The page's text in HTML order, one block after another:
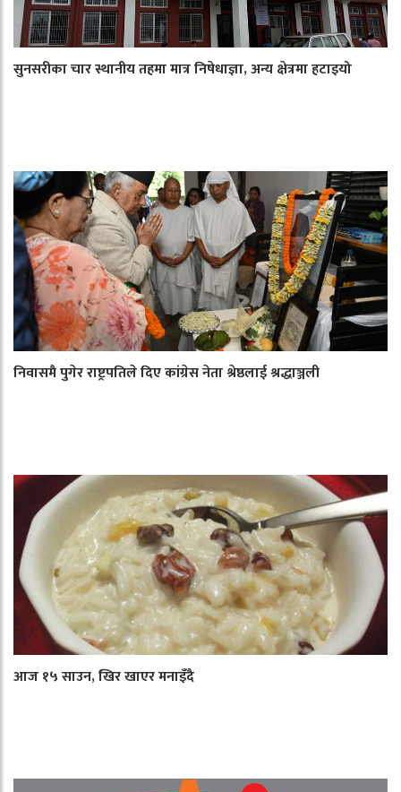
सुनसरीका चार स्थानीय तहमा मात्र निषेधाज्ञा, अन्य क्षेत्रमा हटाइयो
निवासमै पुगेर राष्ट्रपतिले दिए कांग्रेस नेता श्रेष्ठलाई श्रद्धाञ्जली
आज १५ साउन, खिर खाएर मनाइँदै